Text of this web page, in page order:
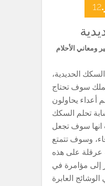
ومعاني الأحلام
الحديدية،
سوف تحتاج
أعداء يحاولون
تحلم السكك
انها سوف تجعل
وسوف تتمتع
عرقلة على هذه
إلى مؤامرة في
العابرة
12